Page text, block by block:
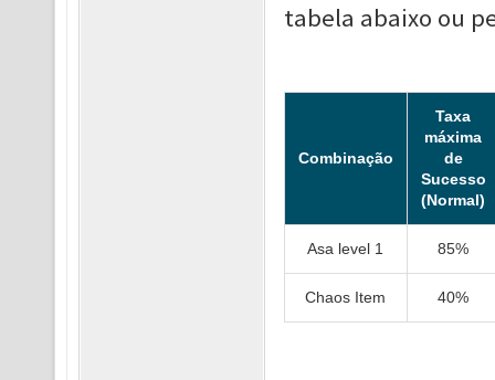
tabela abaixo ou
Combinação
Taxa
máxima
de
Sucesso
(Normal)
Asa level 1 85%
Chaos Item 40%